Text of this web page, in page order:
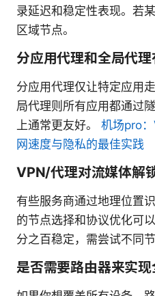
录延迟和稳定性表现。若
区域节点。
分应用代理和全局代理
分应用代理仅让特定应用
局代理则所有应用都通过
上通常更友好。 机场pro
网速度与隐私的最佳实践
VPN/代理对流媒体解
有些服务商通过地理位置
的节点选择和协议优化可
分之百稳定，需尝试不同节
是否需要路由器来实现